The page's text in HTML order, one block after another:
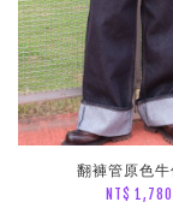
翻褲管原色牛
NT$ 1,780